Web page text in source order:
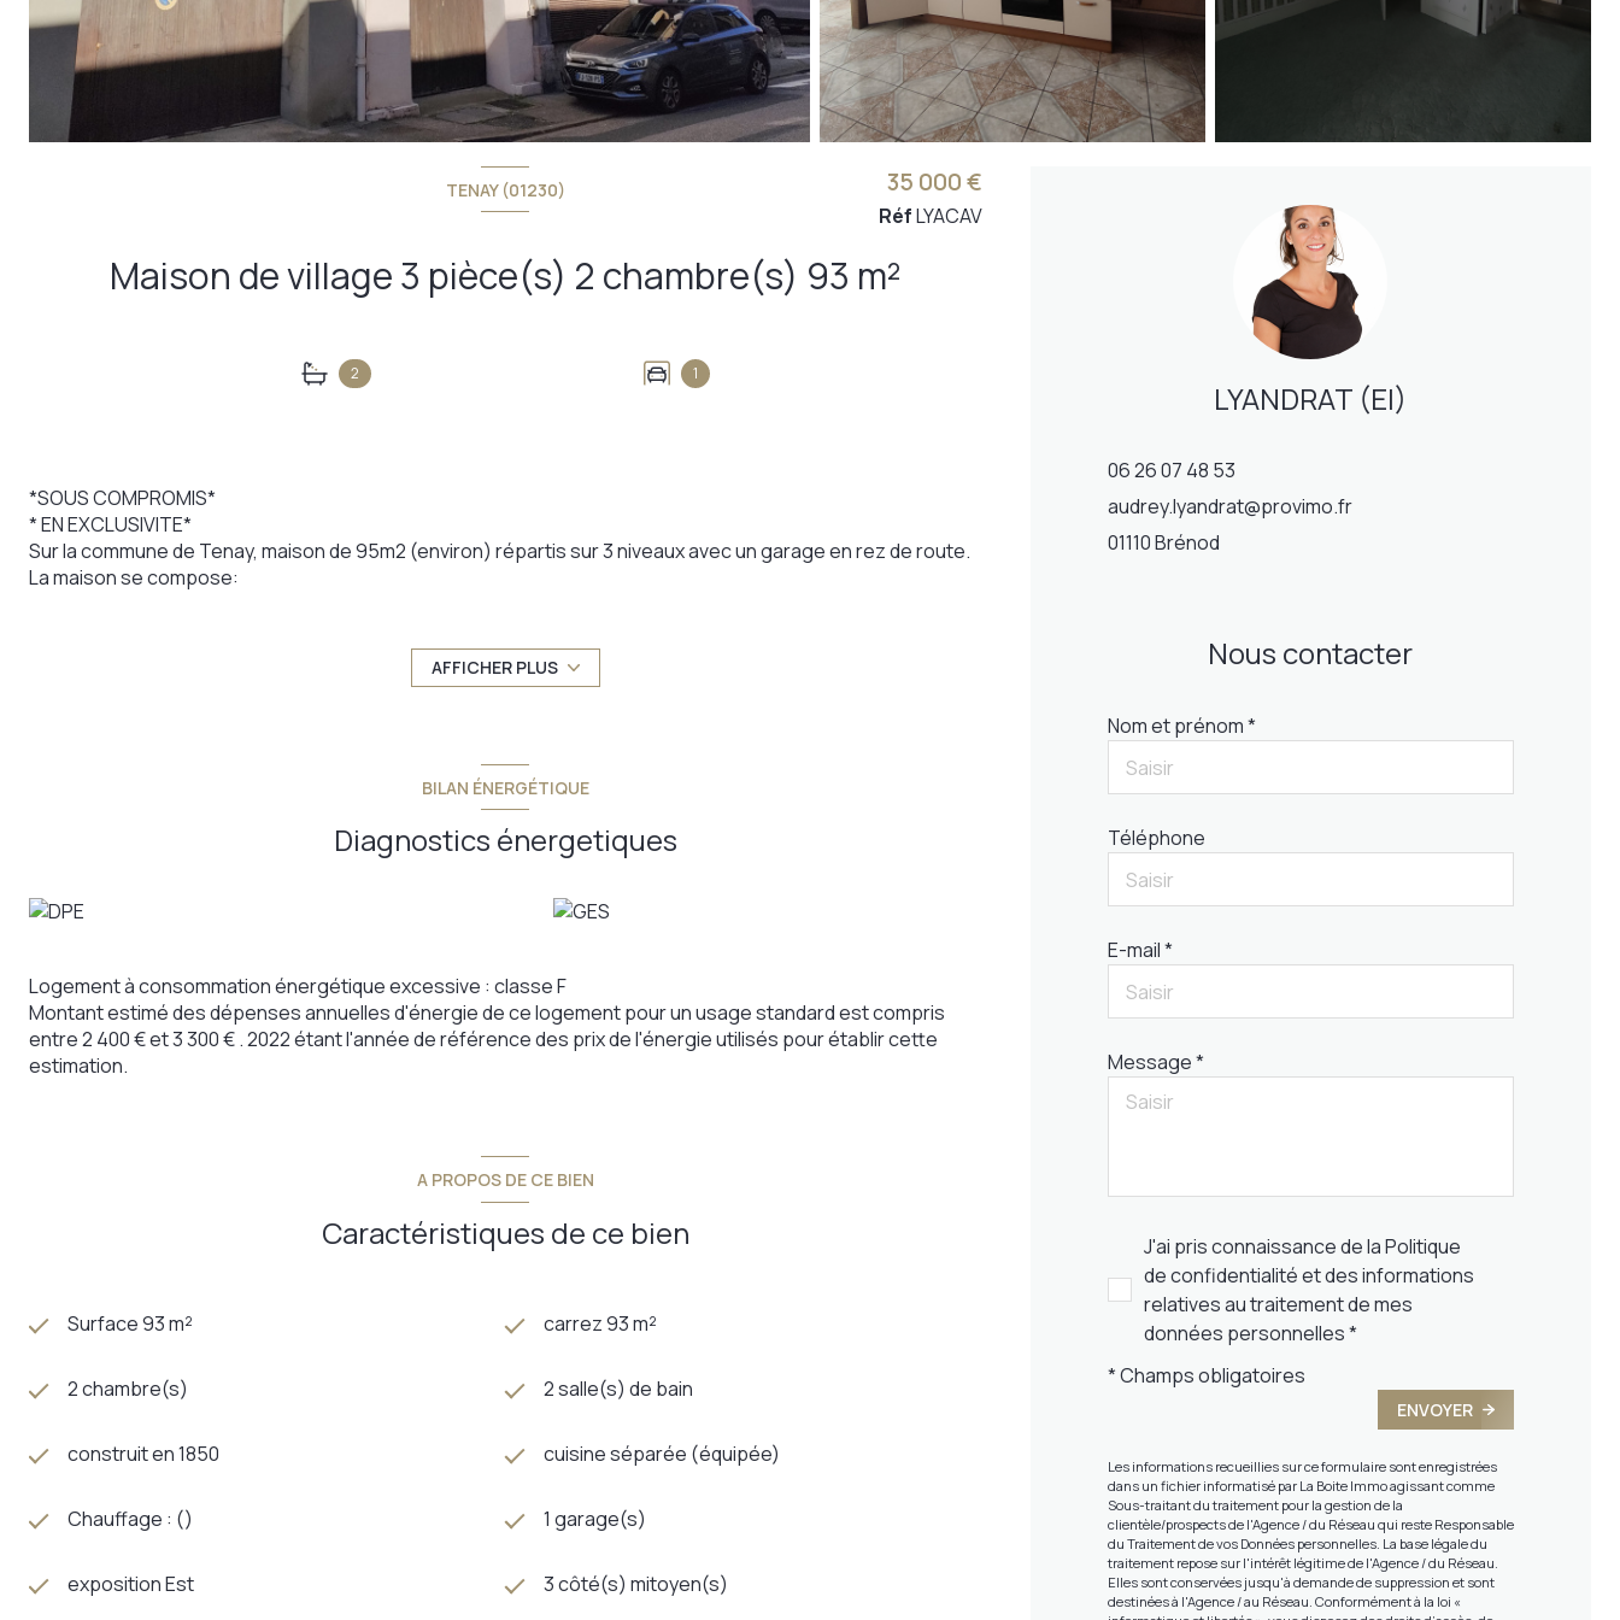
TENAY (01230)
Maison de village 3 pièce(s) 2 chambre(s) 93 m²
2 1
35 000 €
RéfLYACAV
*SOUS COMPROMIS*
* EN EXCLUSIVITE*
Sur la commune de Tenay, maison de 95m2 (environ) répartis sur 3 niveaux avec un garage en rez de route.
La maison se compose:
- au 2eme : une pièce ouverte cuisine/séjour
- au 3eme : chambre avec salle de bain et WC Présence de 2 compteurs EDF.
passant par Ambérieu). La station D'Hauteville se trouve à seulement 15min en voiture. Village traversé par
une rivière, avec école primaire, boulangerie, restaurants, pharmacie, épicerie, marché hebdomadaire et un
accès rapide à la nature luxuriante du Bugey (randonnées, canyoning, via ferrata).
Annonce proposée par un agent commercial
Les informations sur les risques auxquels ce bien est exposé sont disponibles sur le site
AFFICHER PLUS
BILAN ÉNERGÉTIQUE
Diagnostics énergetiques
Logement à consommation énergétique excessive : classe F
Montant estimé des dépenses annuelles d'énergie de ce logement pour un usage standard est compris
entre 2 400 € et 3 300 € . 2022 étant l'année de référence des prix de l'énergie utilisés pour établir cette
estimation.
A PROPOS DE CE BIEN
Caractéristiques de ce bien
Surface 93 m² carrez 93 m²
2 chambre(s) 2 salle(s) de bain
construit en 1850 cuisine séparée (équipée)
Chauffage : () 1 garage(s)
exposition Est 3 côté(s) mitoyen(s)
LYANDRAT (EI)
06 26 07 48 53
audrey.lyandrat@provimo.fr
01110 Brénod
Nous contacter
Nom et prénom *
Téléphone
E-mail *
Message *
J'ai pris connaissance de la Politique
de confidentialité et des informations
relatives au traitement de mes
données personnelles *
* Champs obligatoires
ENVOYER
Les informations recueillies sur ce formulaire sont enregistrées
dans un fichier informatisé par La Boite Immo agissant comme
Sous-traitant du traitement pour la gestion de la
clientèle/prospects de l'Agence / du Réseau qui reste Responsable
du Traitement de vos Données personnelles. La base légale du
traitement repose sur l'intérêt légitime de l'Agence / du Réseau.
Elles sont conservées jusqu'à demande de suppression et sont
destinées à l'Agence / au Réseau. Conformément à la loi «